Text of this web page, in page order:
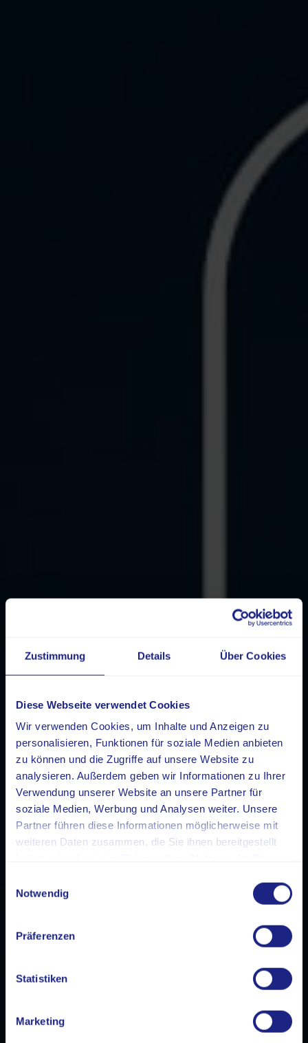
Zustimmung Details Über Cookies
Diese Webseite verwendet Cookies
Wir verwenden Cookies, um Inhalte und Anzeigen zu
personalisieren, Funktionen für soziale Medien anbieten
zu können und die Zugriffe auf unsere Website zu
analysieren. Außerdem geben wir Informationen zu Ihrer
Verwendung unserer Website an unsere Partner für
soziale Medien, Werbung und Analysen weiter. Unsere
Partner führen diese Informationen möglicherweise mit
weiteren Daten zusammen, die Sie ihnen bereitgestellt
Notwendig
Präferenzen
Statistiken
Marketing